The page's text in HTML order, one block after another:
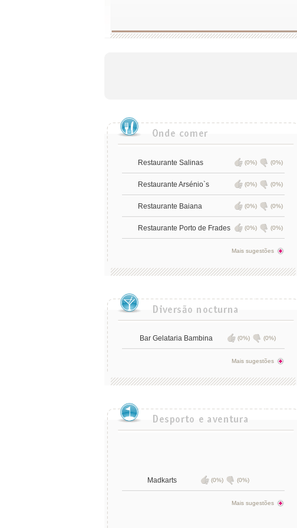
Restaurante Salinas (0%) (0%)
Restaurante Arsénio`s (0%) (0%)
Restaurante Baiana (0%) (0%)
Restaurante Porto de Frades (0%) (0%)
Mais sugestões
Bar Gelataria Bambina (0%) (0%)
Mais sugestões
Madkarts (0%) (0%)
Mais sugestões